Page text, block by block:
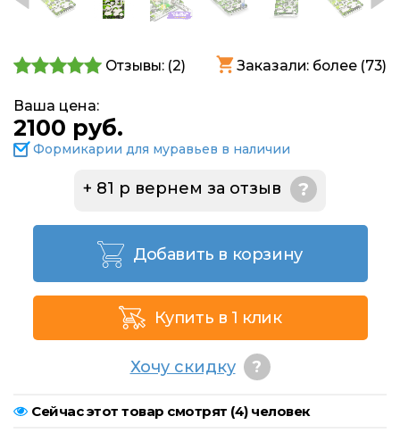
Отзывы: (2) Заказали: более (73)
Ваша цена:
2100 руб.
Формикарии для муравьев в наличии
+ 81 р вернем за отзыв ?
Добавить в корзину
Купить в 1 клик
Хочу скидку ?
Сейчас этот товар смотрят (4) человек